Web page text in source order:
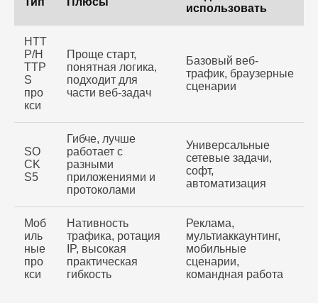
использовать
HTT
P/H
TTP
S
про
кси
Проще старт,
понятная логика,
подходит для
части веб-задач
Базовый веб-
трафик, браузерные
сценарии
SO
CK
S5
Гибче, лучше
работает с
разными
приложениями и
протоколами
Универсальные
сетевые задачи,
софт,
автоматизация
Моб
иль
ные
про
кси
Нативность
трафика, ротация
IP, высокая
практическая
гибкость
Реклама,
мультиаккаунтинг,
мобильные
сценарии,
командная работа